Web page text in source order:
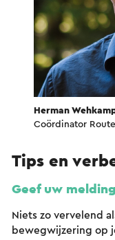
Herman
Coördinator
Tips en
Geef uw
Niets zo vervelend
bewegwijzering op